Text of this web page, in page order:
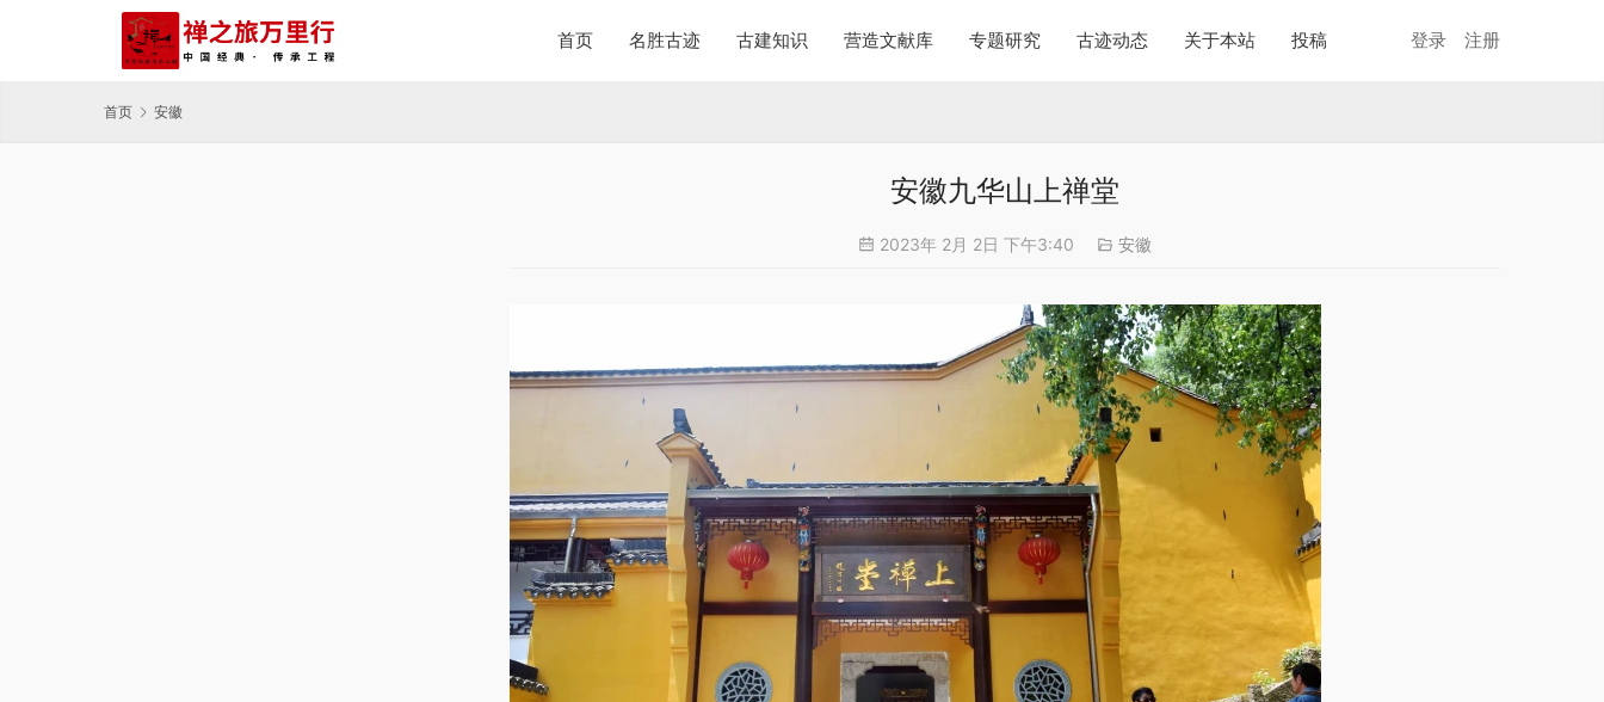
首页 名胜古迹 古建知识 营造文献库 专题研究 古迹动态 关于本站 投稿 登录 注册
首页 安徽
安徽九华山上禅堂
2023年 2月 2日 下午3:40 安徽